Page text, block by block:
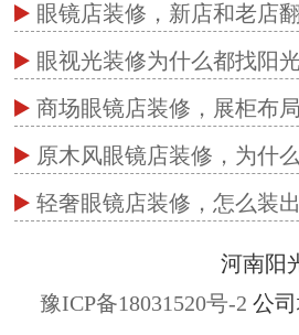
眼镜店装修，新店和老店
眼视光装修为什么都找阳
商场眼镜店装修，展柜布
原木风眼镜店装修，为什
轻奢眼镜店装修，怎么装
河南阳
豫ICP备18031520号-2 公